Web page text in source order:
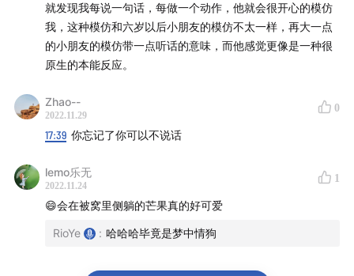
就发现我每说一句话，每做一个动作，他就会很开心的模仿
我，这种模仿和六岁以后小朋友的模仿不太一样，再大一点
的小朋友的模仿带一点听话的意味，而他感觉更像是一种很
原生的本能反应。
Zhao--
2022.11.29
0
17:39 你忘记了你可以不说话
lemo乐无
2022.11.24
1
😄会在被窝里侧躺的芒果真的好可爱
RioYe : 哈哈哈毕竟是梦中情狗